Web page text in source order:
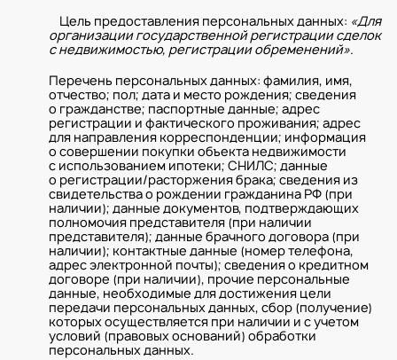
Цель предоставления персональных данных: «Для
организации государственной регистрации сделок
с недвижимостью, регистрации обременений».
Перечень персональных данных: фамилия, имя,
отчество; пол; дата и место рождения; сведения
о гражданстве; паспортные данные; адрес
регистрации и фактического проживания; адрес
для направления корреспонденции; информация
о совершении покупки объекта недвижимости
с использованием ипотеки; СНИЛС; данные
о регистрации/расторжения брака; сведения из
свидетельства о рождении гражданина РФ (при
наличии); данные документов, подтверждающих
полномочия представителя (при наличии
представителя); данные брачного договора (при
наличии); контактные данные (номер телефона,
адрес электронной почты); сведения о кредитном
договоре (при наличии), прочие персональные
данные, необходимые для достижения цели
передачи персональных данных, сбор (получение)
которых осуществляется при наличии и с учетом
условий (правовых оснований) обработки
персональных данных.